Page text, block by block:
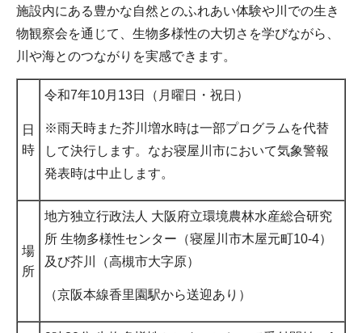
施設内にある豊かな自然とのふれあい体験や川での生き
物観察会を通じて、生物多様性の大切さを学びながら、
川や海とのつながりを実感できます。
日
時
令和7年10月13日（月曜日・祝日）
※雨天時また芥川増水時は一部プログラムを代替
して決行します。なお寝屋川市において気象警報
発表時は中止します。
場
所
地方独立行政法人 大阪府立環境農林水産総合研究
所 生物多様性センター（寝屋川市木屋元町10-4）
及び芥川（高槻市大字原）
（京阪本線香里園駅から送迎あり）